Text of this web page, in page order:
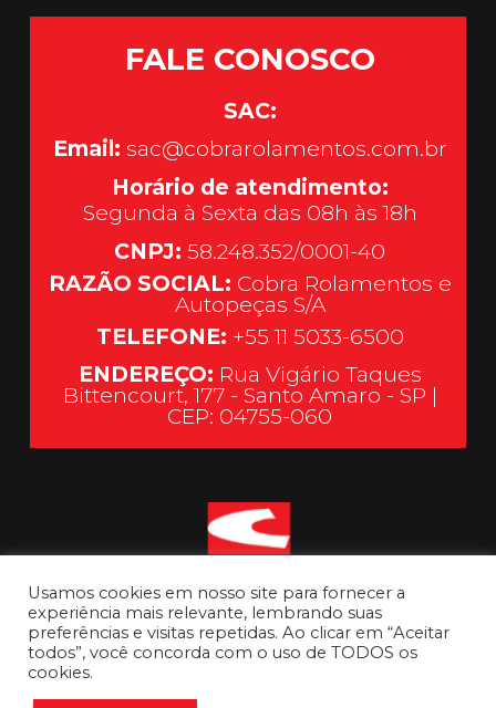
FALE CONOSCO
SAC:
Email: sac@cobrarolamentos.com.br
Horário de atendimento:
Segunda à Sexta das 08h às 18h
CNPJ: 58.248.352/0001-40
RAZÃO SOCIAL: Cobra Rolamentos e
Autopeças S/A
TELEFONE: +55 11 5033-6500
ENDEREÇO: Rua Vigário Taques
Bittencourt, 177 - Santo Amaro - SP |
CEP: 04755-060
Usamos cookies em nosso site para fornecer a
experiência mais relevante, lembrando suas
preferências e visitas repetidas. Ao clicar em “Aceitar
todos”, você concorda com o uso de TODOS os
cookies.